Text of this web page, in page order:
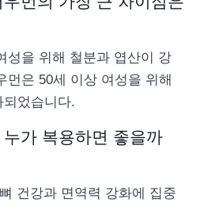
성을 위해 철분과 엽산이 강
먼은 50세 이상 여성을 위해
었습니다.
가 복용하면 좋을까
건강과 면역력 강화에 집중